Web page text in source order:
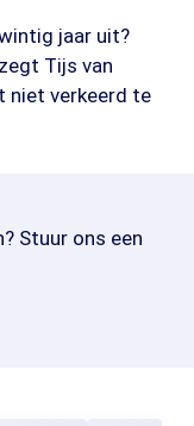
jaar uit?
Tijs van
niet verkeerd te
Stuur ons een